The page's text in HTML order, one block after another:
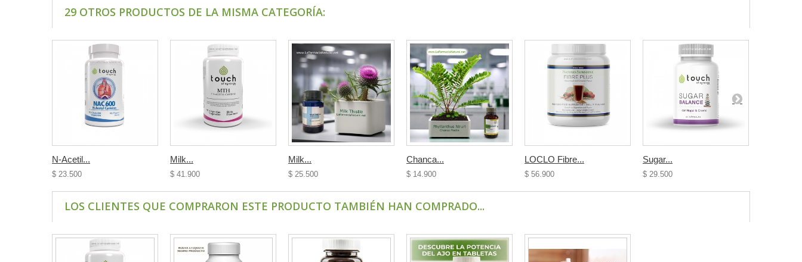
29 OTROS PRODUCTOS DE LA MISMA CATEGORÍA:
N-Acetil...
$ 23.500
Milk...
$ 41.900
Milk...
$ 25.500
Chanca...
$ 14.900
LOCLO Fibre...
$ 56.900
Sugar...
$ 29.500
LOS CLIENTES QUE COMPRARON ESTE PRODUCTO TAMBIÉN HAN COMPRADO...